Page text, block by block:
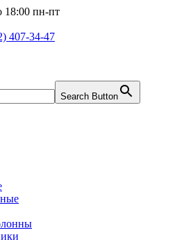
18:00 пн-пт
407-34-47
Search Button